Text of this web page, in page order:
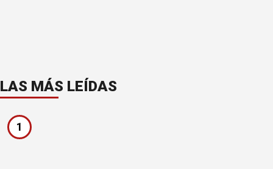
LAS MÁS LEÍDAS
1